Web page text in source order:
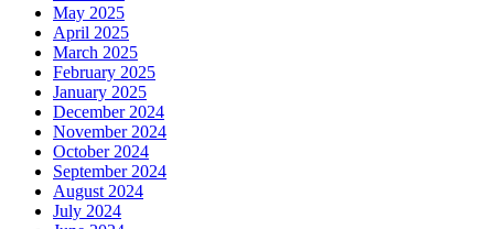
May 2025
April 2025
March 2025
February 2025
January 2025
December 2024
November 2024
October 2024
September 2024
August 2024
July 2024